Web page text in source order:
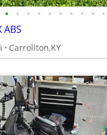
• • • • • • • • • •
ABS
Carrollton,KY